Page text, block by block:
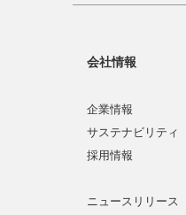
会社情報
企業情報
サステナビリティ
採用情報
ニュースリリース